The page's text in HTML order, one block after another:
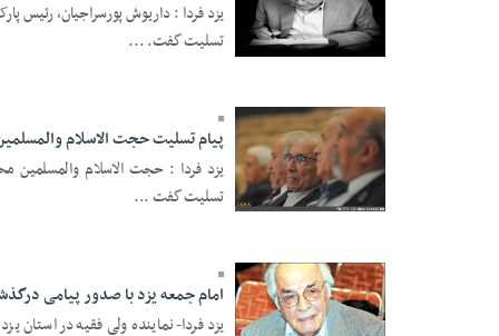
13 Mordad 1396 -
یزد فردا : داریوش پورسراجیان، رئیس
تسلیت گفت. ...
13 Mordad 1396 -
پیام تسلیت حجت الاسلام
یزد فردا : حجت الاسلام والمسلمین
تسلیت گفت ...
امام جمعه یزد با صدور پیامی
یزد فردا- نماینده ولی فقیه در استان